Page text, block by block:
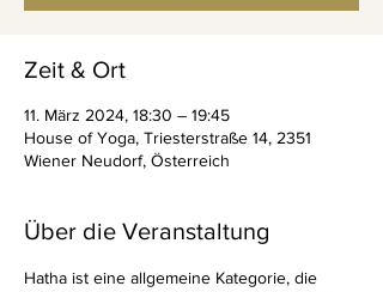
Zeit & Ort
11. März 2024, 18:30 – 19:45
House of Yoga, Triesterstraße 14, 2351
Wiener Neudorf, Österreich
Über die Veranstaltung
Hatha ist eine allgemeine Kategorie, die